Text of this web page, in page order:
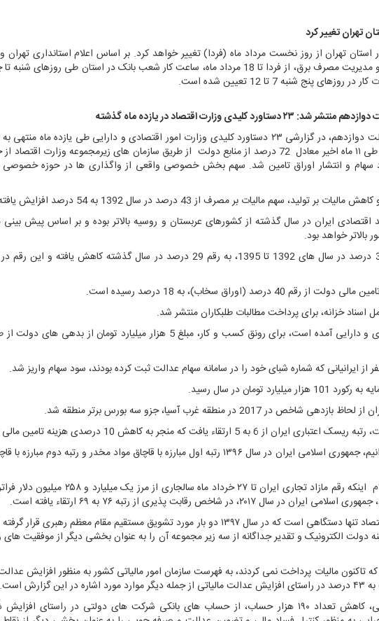
تهران تغییر کرد
تهران از روز نخست مرداد ماه (فردا) تغییر خواهد کرد. بر اساس اعلام استانداری تهران
شرایط خاص جوی برای صرفه جویی و مدیریت مصرف برق، از فردا تا 18 مرداد ماه، ساعت کار شعب بانک در استان طی
پنج شنبه 7 تا 12 تعیین شده است .
وزارت اقتصاد در یازده ماه گذشته
در آستانه یک سالگی شروع به کار دولت دوازدهم، در گزارشی ۲۳ دستاورد کلیدی وزارت امور اقتصادی و دارایی طی
منتشر شد. بر اساس آمارهای موجود، طی ۱۱ ماه اخیر معادل 72 درصد از منابع دولت از طریق سازمان های زیرمجموعه
و انتشار اوراق تامین شد.
سهم مالیات بر مصرف از 43 درصد در سال 1392 به 54 درصد افزایش یافته است.
ایران در سال گذشته از کشورهای عربستان و روسیه بالاتر بوده و بر اساس پیش
بالاتر خواهد بود.
(اوراق سخاب)، به 18 درصد رسیده است.
در گزارش عملکرد وزارت امور اقتصادی و دارایی آمده است، برای رونق کسب و کار، مبلغ 5 هزار میلیارد
تومان در سال رسید.
در منطقه غرب آسیا، جزو سه بورس برتر منطقه شد.
که منجر به کاهش 10 درصدی هزینه تامین مالی بین المللی شد.
در ادامه این گزارش همچنین می خوانیم، جمهوری اسلامی ایران در سال ۱۳۹۶ رتبه اول مبارزه با قاچاق مواد مخدر و
در بخش دیگری از این گزارش با اعلام اینکه رقم مازاد تجاری ایران
شاخص رقابت پذیری از رتبه ۷۶ به ۶۹ ارتقاء یافته است.
این گزارش با یادآوری اینکه وزارت اقتصاد تنها دستگاهی است که در سال ۱۳۹۷ دو بار مورد تشویق مستقیم مقام
دولت الکترونیک و تقدیر جداگانه از سه زیر مجموعه آن را به عنوان بخشی دیگر از موفقیت
که تاکنون مالیات پرداخت نمی کردند، به فهرست سازمان امور مالیاتی کشور به منظور افزایش
گزارش وزارت امور اقتصادی و دارایی، کاهش تعداد ۱۹۰ هزار حساب، از حساب های بانکی شرکت های دولتی در